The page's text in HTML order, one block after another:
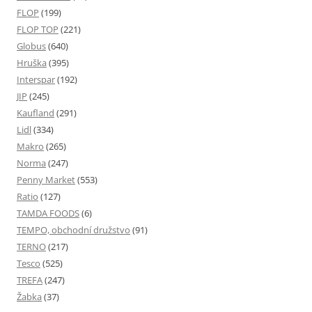
FLOP (199)
FLOP TOP (221)
Globus(640)
Hruška (395)
Interspar(192)
JIP (245)
Kaufland (291)
Lidl(334)
Makro (265)
Norma (247)
Penny Market(553)
Ratio (127)
TAMDA FOODS(6)
TEMPO, obchodní družstvo (91)
TERNO(217)
Tesco (525)
TREFA(247)
Žabka (37)